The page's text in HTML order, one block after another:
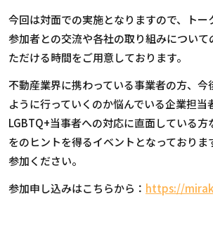
今回は対面での実施となりますので、トー
参加者との交流や各社の取り組みについ
ただける時間をご用意しております。
不動産業界に携わっている事業者の方、今
ように行っていくのか悩んでいる企業担当
LGBTQ+当事者への対応に直面している方
をのヒントを得るイベントとなっておりま
参加ください。
参加申し込みはこちらから： https://